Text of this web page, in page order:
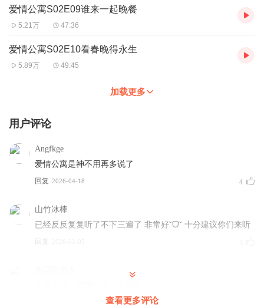
爱情公寓S02E09谁来一起晚餐
5.21万 47:36
爱情公寓S02E10看春晚得永生
5.89万 49:45
加载更多
用户评论
Angfkge
爱情公寓是神不用再多说了
回复 2026-04-18 4
山竹冰棒
已经反反复复听了不下三遍了 非常好˘ᗜ˘ 十分建议你们来听
回复
查看更多评论